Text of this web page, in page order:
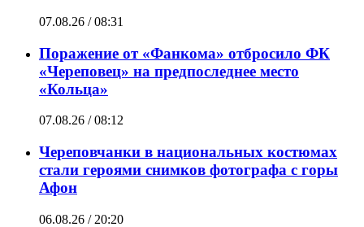
07.08.26 / 08:31
Поражение от «Фанкома» отбросило ФК
«Череповец» на предпоследнее место
«Кольца»
07.08.26 / 08:12
Череповчанки в национальных костюмах
стали героями снимков фотографа с горы
Афон
06.08.26 / 20:20